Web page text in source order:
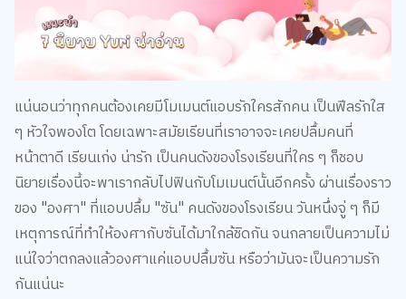
แน่นอนว่าทุกคนต้องเคยมีโมเมนต์แอบรักใครสักคน เป็นฟีลรักใส
ๆ หัวใจพองโต โดยเฉพาะสมัยเรียนที่เราอาจจะเคยปลื้มคนที่
หน้าตาดี เรียนเก่ง น่ารัก เป็นคนดังของโรงเรียนที่ใคร ๆ ก็ชอบ
นิยายเรื่องนี้จะพาเรากลับไปฟินกับโมเมนต์นั้นอีกครั้ง ผ่านเรื่องราว
ของ "องศา" ที่แอบปลื้ม "ซัน" คนดังของโรงเรียน วันหนึ่งจู่ ๆ ก็มี
เหตุการณ์ที่ทำให้องศากับซันได้มาใกล้ชิดกัน จนกลายเป็นความไม่
แน่ใจว่าตกลงแล้วองศาแค่แอบปลื้มซัน หรือว่ามันจะเป็นความรัก
กันแน่นะ